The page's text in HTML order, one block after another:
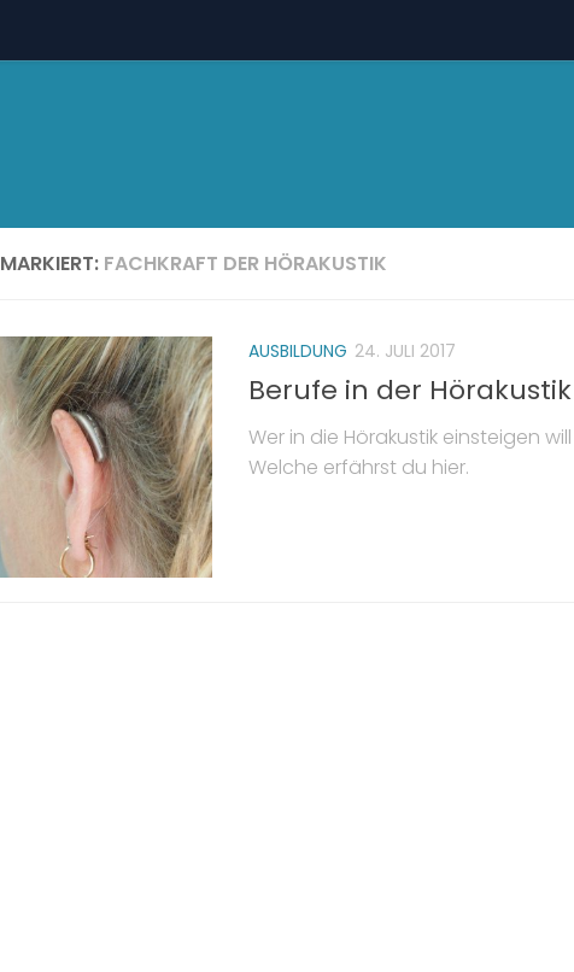
MARKIERT: FACHKRAFT DER HÖRAKUSTIK
AUSBILDUNG 24. JULI 2017
Berufe in der Hörakustik
Wer in die Hörakustik einsteigen
Welche erfährst du hier.